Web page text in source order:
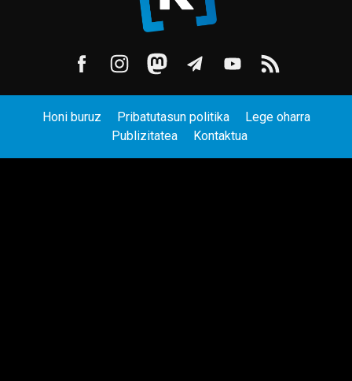
Honi buruz Pribatutasun politika
Lege oharra
Publizitatea
Kontaktua